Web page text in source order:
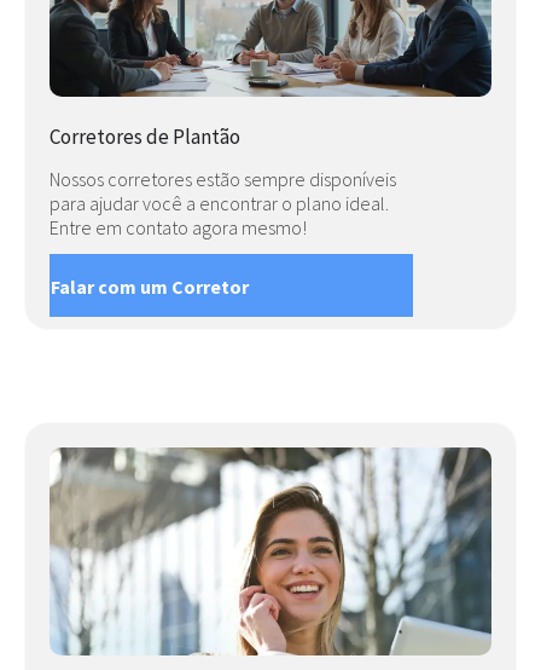
Corretores de Plantão
Nossos corretores estão sempre disponíveis
para ajudar você a encontrar o plano ideal.
Entre em contato agora mesmo!
Falar com um Corretor